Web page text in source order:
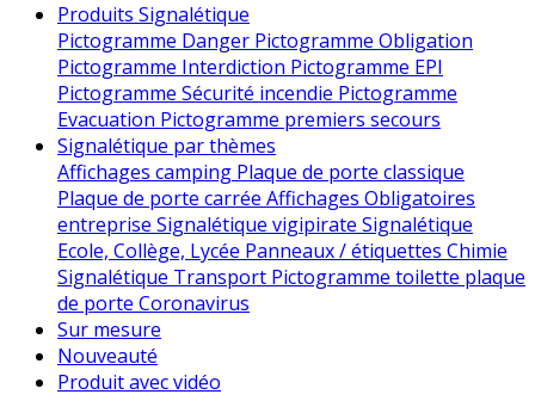
Produits Signalétique
Pictogramme Danger Pictogramme Obligation
Pictogramme Interdiction Pictogramme EPI
Pictogramme Sécurité incendie Pictogramme
Evacuation Pictogramme premiers secours
Signalétique par thèmes
Affichages camping Plaque de porte classique
Plaque de porte carrée Affichages Obligatoires
entreprise Signalétique vigipirate Signalétique
Ecole, Collège, Lycée Panneaux / étiquettes Chimie
Signalétique Transport Pictogramme toilette plaque
de porte Coronavirus
Sur mesure
Nouveauté
Produit avec vidéo